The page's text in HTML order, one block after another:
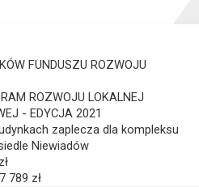
FUNDUSZU ROZWOJU
ROZWOJU LOKALNEJ
- EDYCJA 2021
zaplecza dla kompleksu
Niewiadów
789 zł